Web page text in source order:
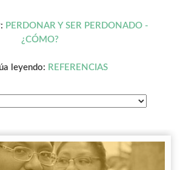
PERDONAR Y SER PERDONADO -
¿CÓMO?
leyendo: REFERENCIAS